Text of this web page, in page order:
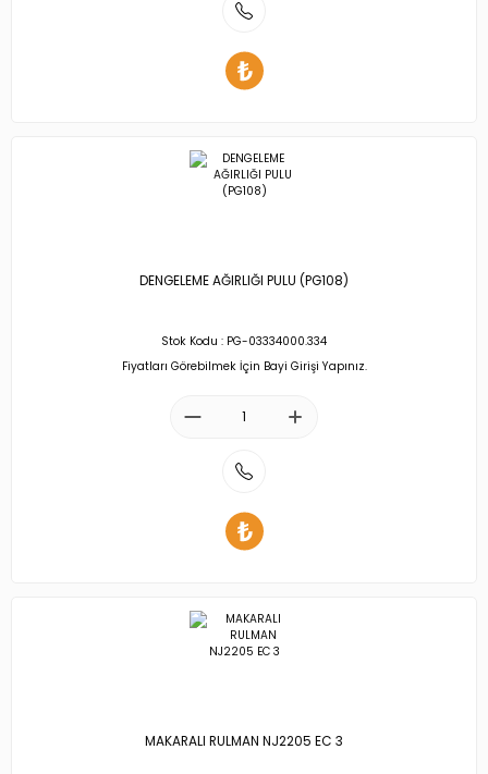
DENGELEME AĞIRLIĞI PULU (PG108)
Stok Kodu : PG-03334000.334
Fiyatları Görebilmek İçin Bayi Girişi Yapınız.
MAKARALI RULMAN NJ2205 EC 3